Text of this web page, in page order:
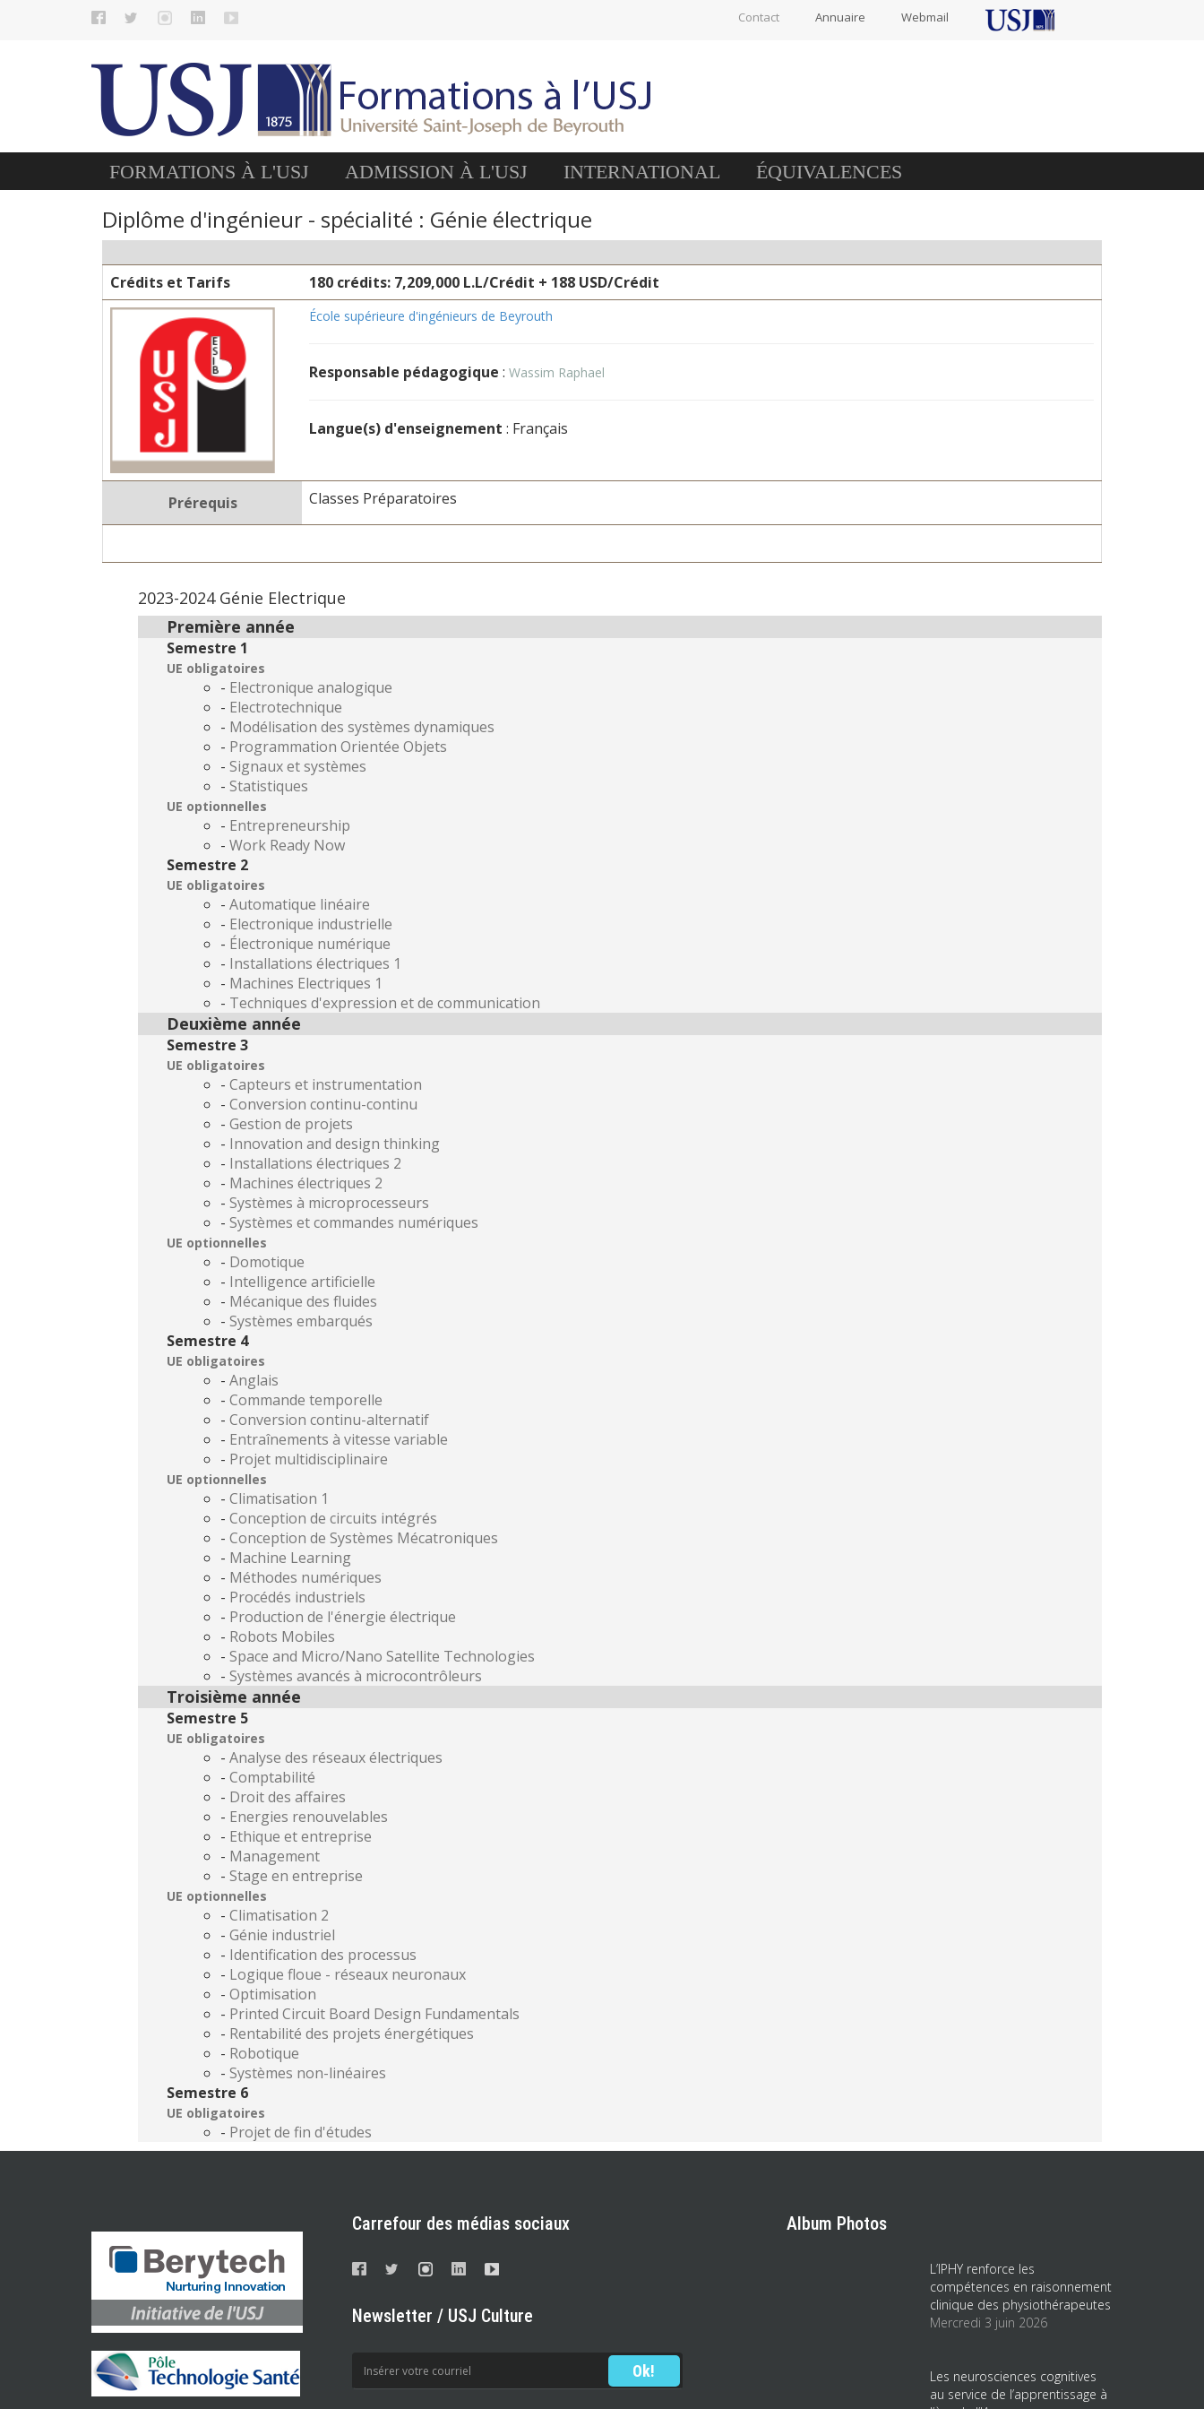
Contact Annuaire Webmail
FORMATIONS À L'USJ ADMISSION À L'USJ INTERNATIONAL ÉQUIVALENCES
Diplôme d'ingénieur - spécialité : Génie électrique
Crédits et Tarifs 180 crédits: 7,209,000 L.L/Crédit + 188 USD/Crédit
École supérieure d'ingénieurs de Beyrouth
Responsable pédagogique : Wassim Raphael
Langue(s) d'enseignement : Français
Prérequis Classes Préparatoires
2023-2024 Génie Electrique
Première année
Semestre 1
UE obligatoires
- Electronique analogique
- Electrotechnique
- Modélisation des systèmes dynamiques
- Programmation Orientée Objets
- Signaux et systèmes
- Statistiques
UE optionnelles
- Entrepreneurship
- Work Ready Now
Semestre 2
UE obligatoires
- Automatique linéaire
- Electronique industrielle
- Électronique numérique
- Installations électriques 1
- Machines Electriques 1
- Techniques d'expression et de communication
Deuxième année
Semestre 3
UE obligatoires
- Capteurs et instrumentation
- Conversion continu-continu
- Gestion de projets
- Innovation and design thinking
- Installations électriques 2
- Machines électriques 2
- Systèmes à microprocesseurs
- Systèmes et commandes numériques
UE optionnelles
- Domotique
- Intelligence artificielle
- Mécanique des fluides
- Systèmes embarqués
Semestre 4
UE obligatoires
- Anglais
- Commande temporelle
- Conversion continu-alternatif
- Entraînements à vitesse variable
- Projet multidisciplinaire
UE optionnelles
- Climatisation 1
- Conception de circuits intégrés
- Conception de Systèmes Mécatroniques
- Machine Learning
- Méthodes numériques
- Procédés industriels
- Production de l'énergie électrique
- Robots Mobiles
- Space and Micro/Nano Satellite Technologies
- Systèmes avancés à microcontrôleurs
Troisième année
Semestre 5
UE obligatoires
- Analyse des réseaux électriques
- Comptabilité
- Droit des affaires
- Energies renouvelables
- Ethique et entreprise
- Management
- Stage en entreprise
UE optionnelles
- Climatisation 2
- Génie industriel
- Identification des processus
- Logique floue - réseaux neuronaux
- Optimisation
- Printed Circuit Board Design Fundamentals
- Rentabilité des projets énergétiques
- Robotique
- Systèmes non-linéaires
Semestre 6
UE obligatoires
- Projet de fin d'études
Carrefour des médias sociaux
Newsletter / USJ Culture
Album Photos
L’IPHY renforce les
compétences en raisonnement
clinique des physiothérapeutes
Mercredi 3 juin 2026
Les neurosciences cognitives
au service de l’apprentissage à